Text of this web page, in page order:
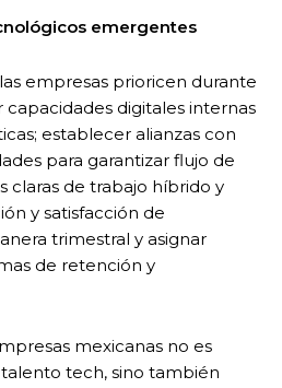
emergentes
empresas prioricen durante
capacidades digitales internas
establecer alianzas con
para garantizar flujo de
claras de trabajo híbrido y
y satisfacción de
trimestral y asignar
de retención y
mexicanas no es
tech, sino también